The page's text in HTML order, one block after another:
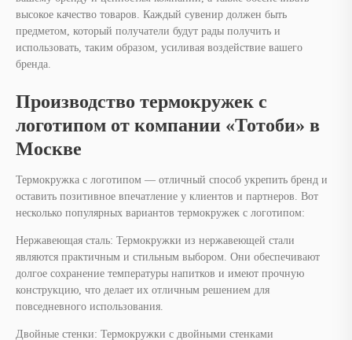
логотипом от компании «Тотоби» в
Москве
Термокружка с логотипом — отличный способ укрепить бренд и
несколько популярных вариантов термокружек с логотипом:
Нержавеющая сталь: Термокружки из нержавеющей стали
являются практичным и стильным выбором. Они обеспечивают
конструкцию, что делает их отличным решением для
повседневного использования.
Двойные стенки: Термокружки с двойными стенками
обеспечивают дополнительную изоляцию, что позволяет
сохранять жидкость горячей или холодной в течение длительного
времени. Они идеально подходят для любых условий — от офиса
до пикника на природе.
Складные кружки: Этот тип термокружек отличается компактным
дизайном, который позволяет легко складывать их для удобства